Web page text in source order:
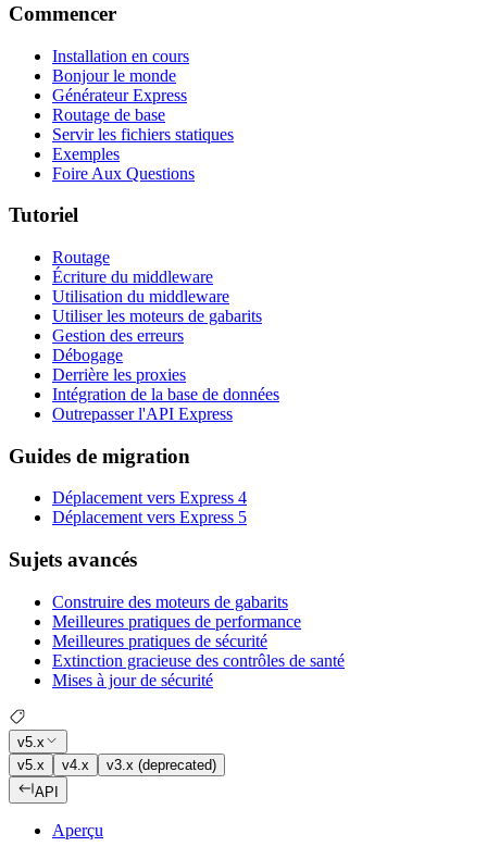
Commencer
Installation en cours
Bonjour le monde
Générateur Express
Routage de base
Servir les fichiers statiques
Exemples
Foire Aux Questions
Tutoriel
Routage
Écriture du middleware
Utilisation du middleware
Utiliser les moteurs de gabarits
Gestion des erreurs
Débogage
Derrière les proxies
Intégration de la base de données
Outrepasser l'API Express
Guides de migration
Déplacement vers Express 4
Déplacement vers Express 5
Sujets avancés
Construire des moteurs de gabarits
Meilleures pratiques de performance
Meilleures pratiques de sécurité
Extinction gracieuse des contrôles de santé
Mises à jour de sécurité
v5.x
v5.x
v4.x
v3.x (deprecated)
API
Aperçu